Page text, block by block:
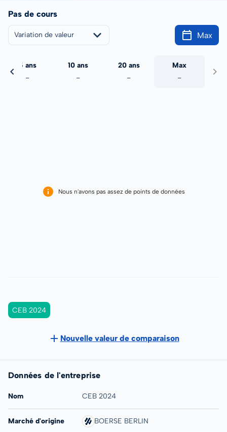
Pas de cours
Variation de valeur Max
5 ans
-
10 ans
-
20 ans
-
Max
-
Nous n'avons pas assez de points de données
CEB 2024
Nouvelle valeur de comparaison
Données de l'entreprise
Nom CEB 2024
Marché d'origine BOERSE BERLIN